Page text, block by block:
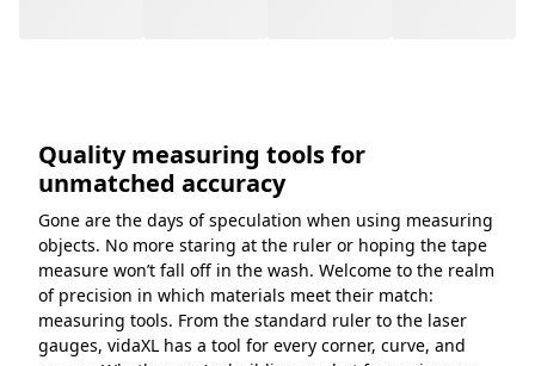
Quality measuring tools for
unmatched accuracy
Gone are the days of speculation when using measuring
objects. No more staring at the ruler or hoping the tape
measure won’t fall off in the wash. Welcome to the realm
of precision in which materials meet their match:
measuring tools. From the standard ruler to the laser
gauges, vidaXL has a tool for every corner, curve, and